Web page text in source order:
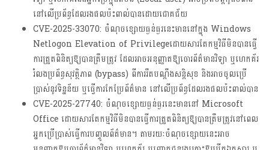
នៅលើប្រព័ន្ធដែលរងផលប៉ះពាល់បានដោយជោគជ័យ
CVE-2025-33070: ចំណុចខ្សោយធ្ងន់ធ្ងរនេះមាននៅក្នុង Windows
Netlogon Elevation of Privilegeដោយសារតែកម្មវិធីមិនបានធ្វើ
ការត្រួតពិនិត្យឱ្យបានត្រឹមត្រូវ ដែលអាចអនុញ្ញាតឱ្យចោរព័ត៌មានវិទ្យា ឬហេកគ័រ
រំលងប្រព័ន្ធសុវត្ថិភាព (bypass) ពីការរឹតបណ្តឹងសន្តិសុខ និងអាចចូលប្រើ
ប្រាស់នូវទិន្នន័យ ឬធ្វើការកែប្រែព័ត៌មាន នៅលើប្រព័ន្ធដែលរងផលប៉ះពាល់បាន
CVE-2025-27740: ចំណុចខ្សោយធ្ងន់ធ្ងរនេះមាននៅ Microsoft
Office ដោយសារតែកម្មវិធីមិនបានធ្វើការត្រួតពិនិត្យឱ្យបានត្រឹមត្រូវនៅពេល
អ្នកប្រើប្រាស់ធ្វើការបញ្ចូលព័ត៌មាន។ តាមរយៈចំណុចខ្សោយនេះអាច